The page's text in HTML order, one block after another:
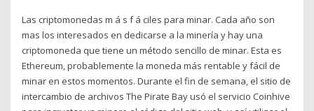
Las criptomonedas m á s f á ciles para minar. Cada año son
mas los interesados en dedicarse a la minería y hay una
criptomoneda que tiene un método sencillo de minar. Esta es
Ethereum, probablemente la moneda más rentable y fácil de
minar en estos momentos. Durante el fin de semana, el sitio de
intercambio de archivos The Pirate Bay usó el servicio Coinhive